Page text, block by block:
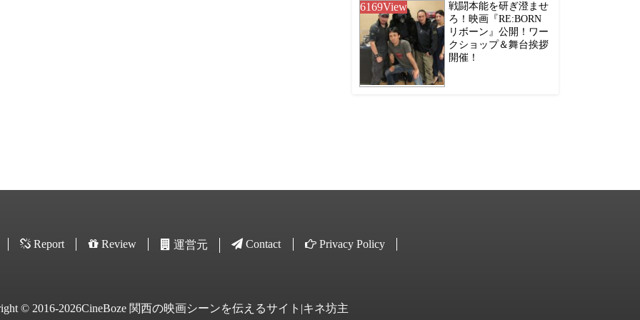
6169View
戦闘本能を研ぎ澄ませ
ろ！映画『RE:BORN
リボーン』公開！ワー
クショップ＆舞台挨拶
開催！
Report Review 運営元 Contact Privacy Policy
© 2016-2026CineBoze 関西の映画シーンを伝えるサイト|キネ坊主